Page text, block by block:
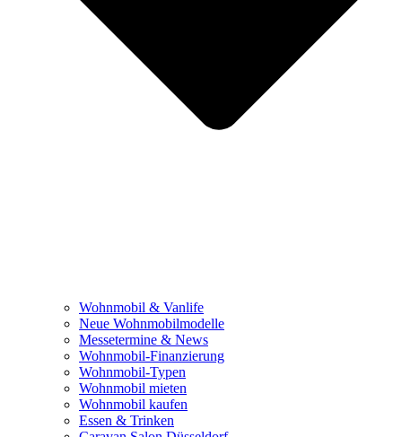
Wohnmobil & Vanlife
Neue Wohnmobilmodelle
Messetermine & News
Wohnmobil-Finanzierung
Wohnmobil-Typen
Wohnmobil mieten
Wohnmobil kaufen
Essen & Trinken